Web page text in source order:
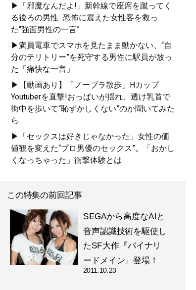
▶「邪魔なんだよ!」新幹線で座席を蹴ってく
る後ろの男性...恐怖に震えた女性客を救っ
た“強面男性の一言”
▶満員電車でスマホを見たまま動かない、“自
分のテリトリー”を死守する男性に駅員が放っ
た「痛快な一言」
▶【動画あり】「ノーブラ散歩」Hカップ
Youtuberを直撃!おっぱいが揺れ、透け乳首で
街中を歩いて“恥ずかしくない”のか聞いてみた
ら...
▶「セックスは好きじゃなかった」女性の価
値観を変えた“プロ男優のセックス”。「おかし
くなっちゃった」衝撃体験とは
この特集の前回記事
SEGAから高度なAIと
音声認識技術を駆使し
たSF大作『バイナリ
ードメイン』登場！
2011.10.23